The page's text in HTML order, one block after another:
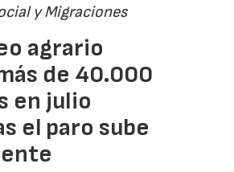
y Migraciones
agrario
de 40.000
en julio
el paro sube